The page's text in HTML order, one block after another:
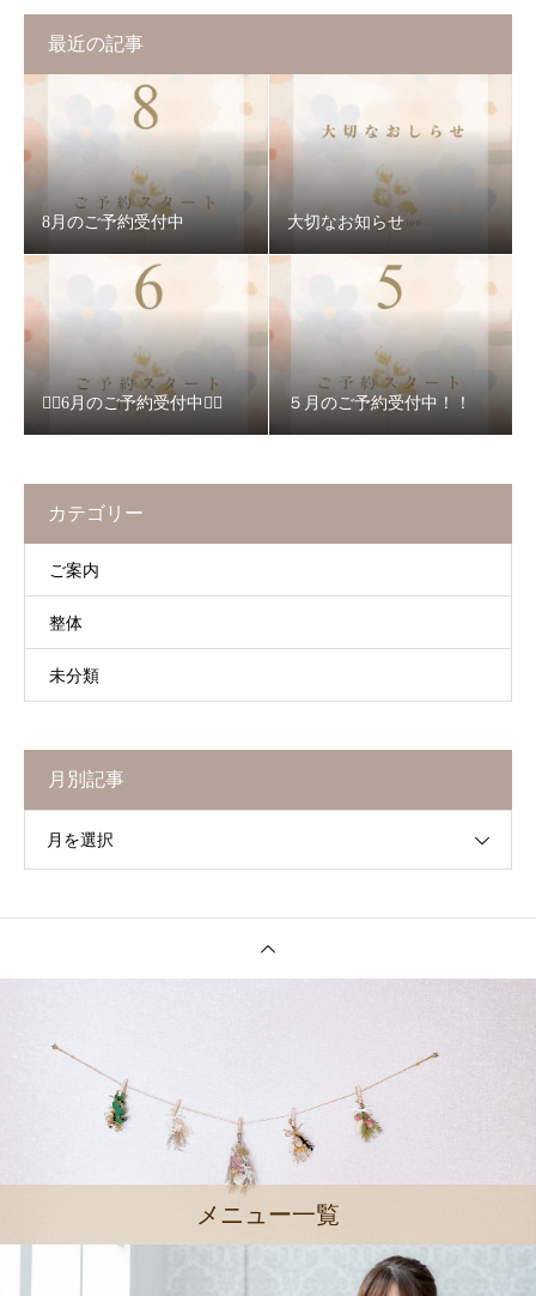
最近の記事
8月のご予約受付中 大切なお知らせ
❁⃘6月のご予約受付中❁⃘ ５月のご予約受付中！！
カテゴリー
ご案内
整体
未分類
月別記事
月を選択
メニュー一覧